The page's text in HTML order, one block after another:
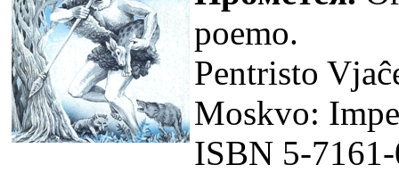
poemo.
Pentristo
Moskvo:
ISBN 5-